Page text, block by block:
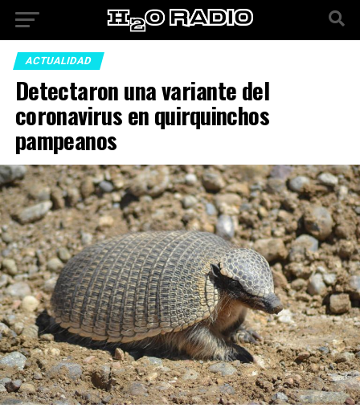
ACTUALIDAD
Detectaron una variante del
coronavirus en quirquinchos
pampeanos